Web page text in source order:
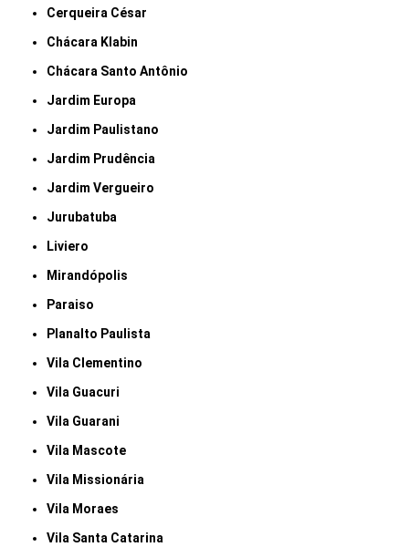
Cerqueira César
Chácara Klabin
Chácara Santo Antônio
Jardim Europa
Jardim Paulistano
Jardim Prudência
Jardim Vergueiro
Jurubatuba
Liviero
Mirandópolis
Paraiso
Planalto Paulista
Vila Clementino
Vila Guacuri
Vila Guarani
Vila Mascote
Vila Missionária
Vila Moraes
Vila Santa Catarina